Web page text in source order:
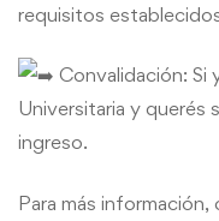
requisitos
Convalidación: Si
Universitaria y querés
ingreso.
Para más